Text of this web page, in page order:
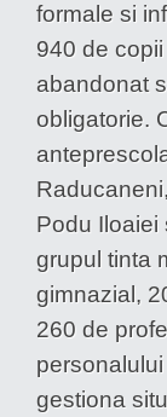
formale si
940 de
abandonat
obligatorie.
Podu Iloaiei
grupul tinta
gimnazial,
260 de
gestiona